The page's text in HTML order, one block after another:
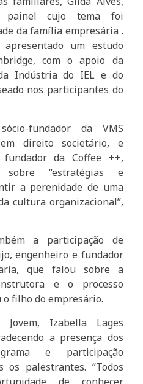
painel cujo tema foi
da família empresária .
um estudo
com o apoio da
Indústria do IEL e do
nos participantes do
fundador da VMS
direito societário, e
fundador da Coffee ++,
sobre “estratégias e
a perenidade de uma
cultura organizacional”,
a participação de
engenheiro e fundador
que falou sobre a
e o processo
filho do empresário.
Jovem, Izabella Lages
a presença dos
e participação
os palestrantes. “Todos
de conhecer